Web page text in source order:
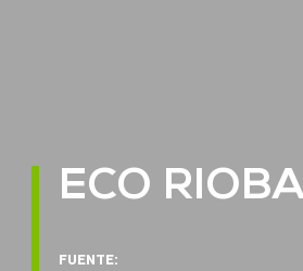
ECO
FUENTE: